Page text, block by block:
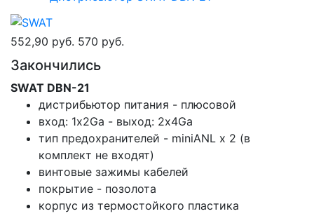
552,90 руб. 570 руб.
Закончились
SWAT DBN-21
дистрибьютор питания - плюсовой
вход: 1х2Ga - выход: 2х4Ga
тип предохранителей - miniANL х 2 (в
комплект не входят)
винтовые зажимы кабелей
покрытие - позолота
корпус из термостойкого пластика